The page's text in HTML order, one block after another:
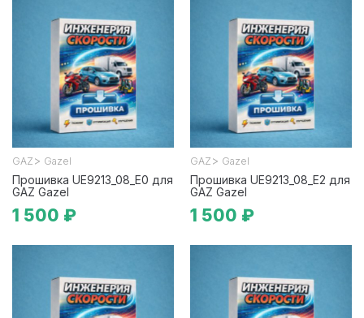
GAZ > Gazel
Прошивка UE9213_08_E0 для
GAZ Gazel
1 500 ₽
GAZ > Gazel
Прошивка UE9213_08_E2 для
GAZ Gazel
1 500 ₽